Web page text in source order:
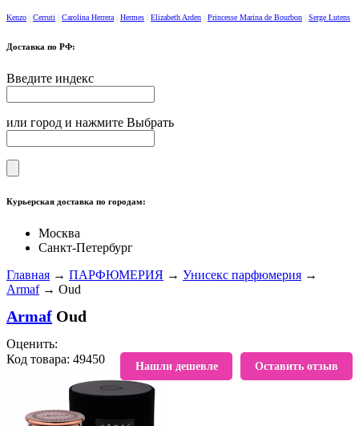
Kenzo Cerruti Carolina Herrera Hermes Elizabeth Arden Princesse Marina de Bourbon Serge Lutens
Доставка по РФ:
Введите индекс
или город и нажмите Выбрать
Курьерская доставка по городам:
Москва
Санкт-Петербург
Главная → ПАРФЮМЕРИЯ → Унисекс парфюмерия →
Armaf→ Oud
Armaf Oud
Оставить отзыв
Нашли дешевле
Оценить:
Код товара: 49450
В избранное